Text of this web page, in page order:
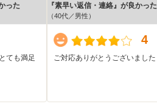
った
ても満足
『素早い返信・連絡』が良かった
（40代／男性）
4
ご対応ありがとうございました